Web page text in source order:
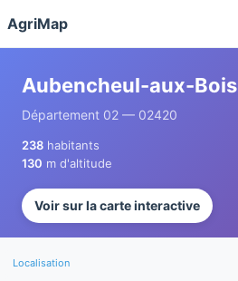
AgriMap
Aubencheul-aux-Bois
Département 02 — 02420
238 habitants
130 m d'altitude
Voir sur la carte interactive
Localisation